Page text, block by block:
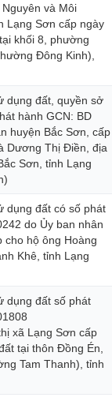
và Môi
Lạng Sơn cấp ngày
khối 8, phường
Đông Kinh),
dụng đất, quyền sở
hành GCN: BD
huyện Bắc Sơn, cấp
Dương Thị Điền, địa
Sơn, tỉnh Lạng
dụng đất có số phát
do Ủy ban nhân
cho hộ ông Hoàng
Khê, tỉnh Lạng
dụng đất số phát
xã Lạng Sơn cấp
tại thôn Đồng Én,
Tam Thanh), tỉnh